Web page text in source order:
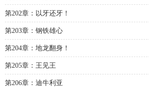
第202章：以牙还牙！
第203章：钢铁雄心
第204章：地龙翻身！
第205章：王见王
第206章：迪牛利亚